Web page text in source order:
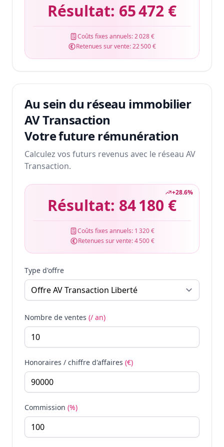
Résultat: 65 472 €
Coûts fixes annuels:2 028 €
Retenues sur vente:22 500 €
Au sein du réseau immobilier
AV Transaction
Votre future rémunération
Calculez vos futurs revenus avec le réseau AV
Transaction.
+28.6%
Résultat: 84 180 €
Coûts fixes annuels: 1 320 €
Retenues sur vente:4 500 €
Type d'offre
Nombre de ventes (/ an)
Honoraires / chiffre d'affaires (€)
Commission (%)